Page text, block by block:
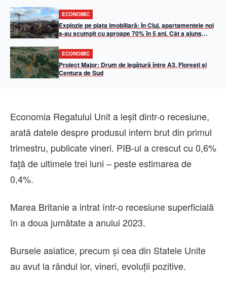
ECONOMIC
Explozie pe piața imobiliară: În Cluj, apartamentele noi
s-au scumpit cu aproape 70% în 5 ani. Cât a ajuns
ECONOMIC
Proiect Major: Drum de legătură între A3, Florești și
Centura de Sud
Economia Regatului Unit a ieşit dintr-o recesiune,
arată datele despre produsul intern brut din primul
trimestru, publicate vineri. PIB-ul a crescut cu 0,6%
faţă de ultimele trei luni – peste estimarea de
0,4%.
Marea Britanie a intrat într-o recesiune superficială
în a doua jumătate a anului 2023.
Bursele asiatice, precum şi cea din Statele Unite
au avut la rândul lor, vineri, evoluţii pozitive.